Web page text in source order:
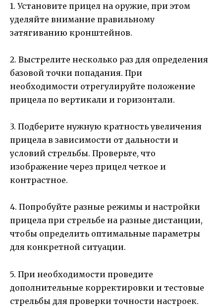
1. Установите прицел на оружие, при этом
уделяйте внимание правильному
затягиванию кронштейнов.
2. Выстрелите несколько раз для определения
базовой точки попадания. При
необходимости отрегулируйте положение
прицела по вертикали и горизонтали.
3. Подберите нужную кратность увеличения
прицела в зависимости от дальности и
условий стрельбы. Проверьте, что
изображение через прицел четкое и
контрастное.
4. Попробуйте разные режимы и настройки
прицела при стрельбе на разные дистанции,
чтобы определить оптимальные параметры
для конкретной ситуации.
5. При необходимости проведите
дополнительные корректировки и тестовые
стрельбы для проверки точности настроек.